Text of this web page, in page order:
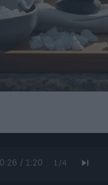
0:27 / 1:20 1 /4